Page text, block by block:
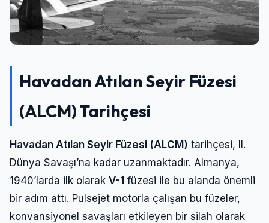
Havadan Atılan Seyir Füzesi
(ALCM) Tarihçesi
Havadan Atılan Seyir Füzesi (ALCM) tarihçesi, II.
Dünya Savaşı’na kadar uzanmaktadır. Almanya,
1940’larda ilk olarak V-1 füzesi ile bu alanda önemli
bir adım attı. Pulsejet motorla çalışan bu füzeler,
konvansiyonel savaşları etkileyen bir silah olarak
Şifre